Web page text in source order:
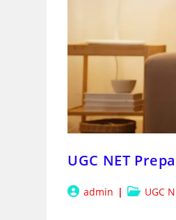
UGC NET
Postadmin
PostUGC